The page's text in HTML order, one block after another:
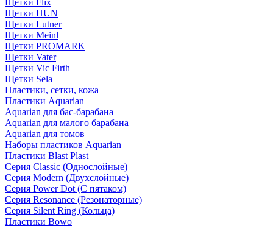
Щетки Flix
Щетки HUN
Щетки Lutner
Щетки Meinl
Щетки PROMARK
Щетки Vater
Щетки Vic Firth
Щетки Sela
Пластики, сетки, кожа
Пластики Aquarian
Aquarian для бас-барабана
Aquarian для малого барабана
Aquarian для томов
Наборы пластиков Aquarian
Пластики Blast Plast
Серия Classic (Однослойные)
Серия Modern (Двухслойные)
Серия Power Dot (С пятаком)
Серия Resonance (Резонаторные)
Серия Silent Ring (Кольца)
Пластики Bowo